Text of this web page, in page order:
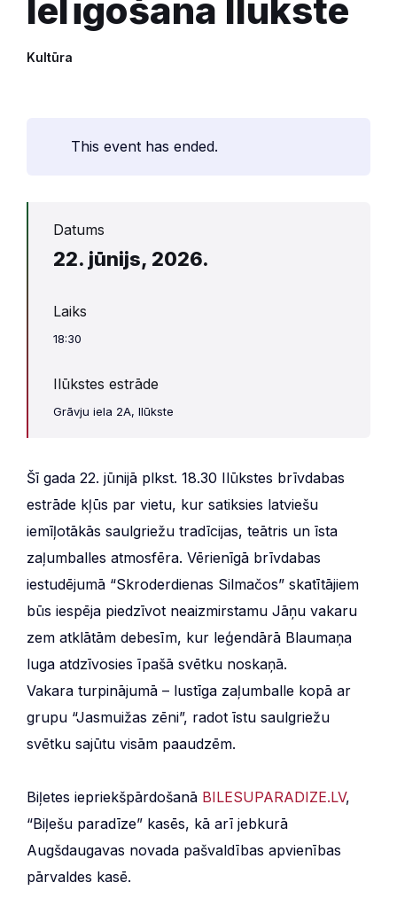
Ielīgošana Ilūkstē
Kultūra
This event has ended.
Datums
22. jūnijs, 2026.
Laiks
18:30
Ilūkstes estrāde
Grāvju iela 2A, Ilūkste
Šī gada 22. jūnijā plkst. 18.30 Ilūkstes brīvdabas
estrāde kļūs par vietu, kur satiksies latviešu
iemīļotākās saulgriežu tradīcijas, teātris un īsta
zaļumballes atmosfēra. Vērienīgā brīvdabas
iestudējumā “Skroderdienas Silmačos” skatītājiem
būs iespēja piedzīvot neaizmirstamu Jāņu vakaru
zem atklātām debesīm, kur leģendārā Blaumaņa
luga atdzīvosies īpašā svētku noskaņā.
Vakara turpinājumā – lustīga zaļumballe kopā ar
grupu “Jasmuižas zēni”, radot īstu saulgriežu
svētku sajūtu visām paaudzēm.
Biļetes iepriekšpārdošanā BILESUPARADIZE.LV,
“Biļešu paradīze” kasēs, kā arī jebkurā
Augšdaugavas novada pašvaldības apvienības
pārvaldes kasē.